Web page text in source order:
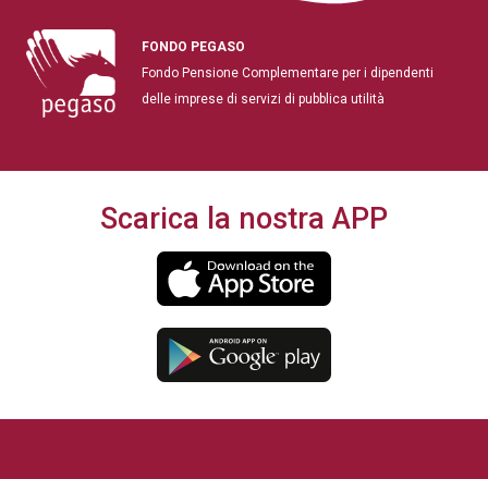
FONDO PEGASO
Fondo Pensione Complementare per i dipendenti
delle imprese di servizi di pubblica utilità
Scarica la nostra APP